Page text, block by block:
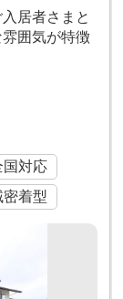
居者さまと
囲気が特徴
国対応
密着型